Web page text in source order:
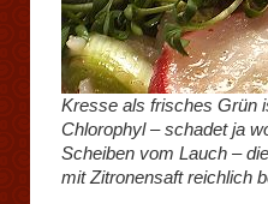
Kresse als frisches Grün
Chlorophyl – schadet ja
Scheiben vom Lauch –
mit Zitronensaft reichlich